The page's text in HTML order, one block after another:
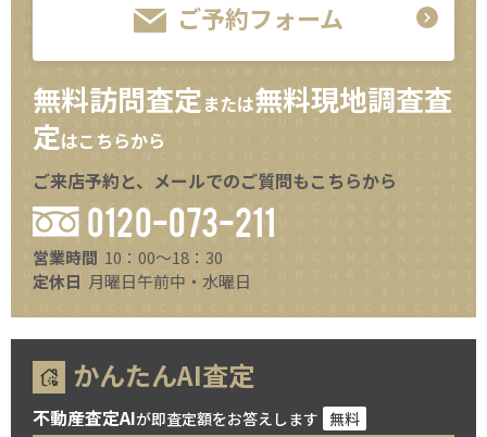
ご予約フォーム
無料訪問査定または無料現地調査査
定はこちらから
ご来店予約と、メールでのご質問もこちらから
0120-073-211
営業時間 10：00～18：30
定休日 月曜日午前中・水曜日
かんたんAI査定
不動産査定AIが即査定額をお答えします 無料